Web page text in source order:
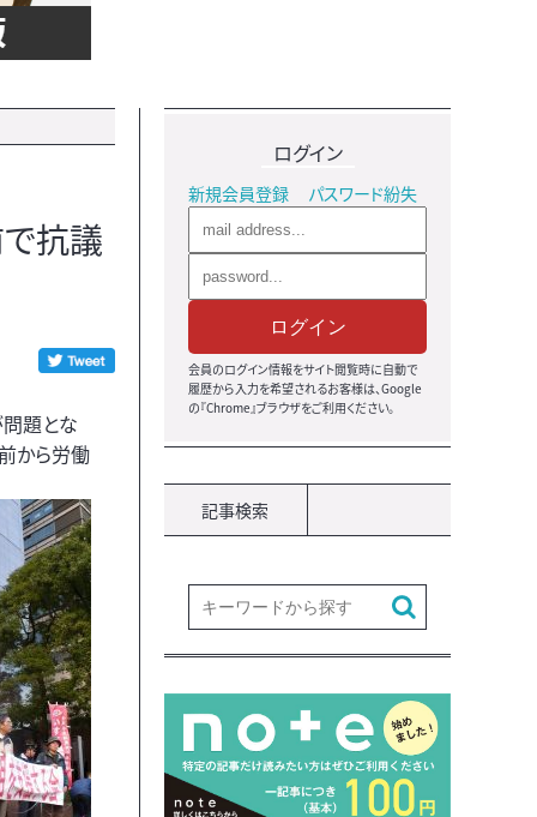
抗議
問題とな
から労働
ログイン
新規会員登録 パスワード紛失
ログイン
会員のログイン情報をサイト閲覧時に自動で
履歴から入力を希望されるお客様は、Google
の『Chrome』ブラウザをご利用ください。
記事検索